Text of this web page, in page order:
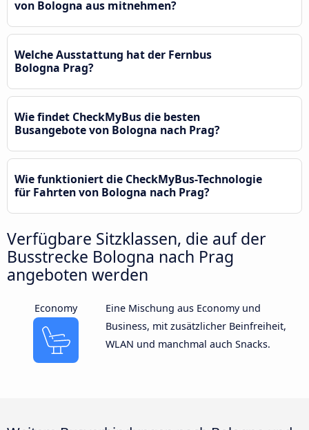
von Bologna aus mitnehmen?
Welche Ausstattung hat der Fernbus
Bologna Prag?
Wie findet CheckMyBus die besten
Busangebote von Bologna nach Prag?
Wie funktioniert die CheckMyBus-Technologie
für Fahrten von Bologna nach Prag?
Verfügbare Sitzklassen, die auf der
Busstrecke Bologna nach Prag
angeboten werden
Economy
Eine Mischung aus Economy und
Business, mit zusätzlicher Beinfreiheit,
WLAN und manchmal auch Snacks.